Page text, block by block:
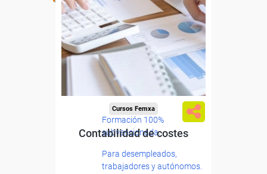
Formación 100%
subvencionada.
Para desempleados,
trabajadores y autónomos.
Cursos Femxa
Contabilidad de costes